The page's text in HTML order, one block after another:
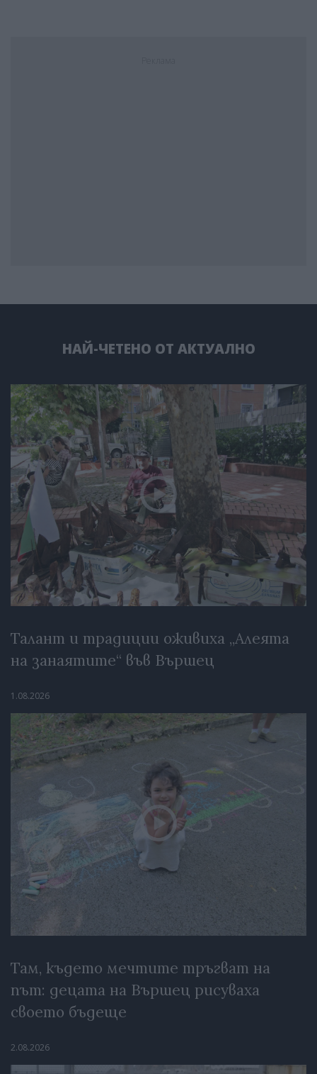
НАЙ-ЧЕТЕНО ОТ АКТУАЛНО
Талант и традиции оживиха „Алеята
на занаятите“ във Вършец
1.08.2026
Там, където мечтите тръгват на
път: децата на Вършец рисуваха
своето бъдеще
2.08.2026